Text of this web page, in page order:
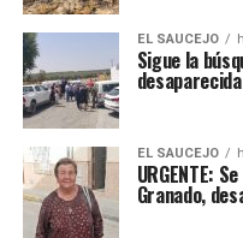
EL SAUCEJO
Sigue la
EL SAUCEJO
URGENTE:
Granado,